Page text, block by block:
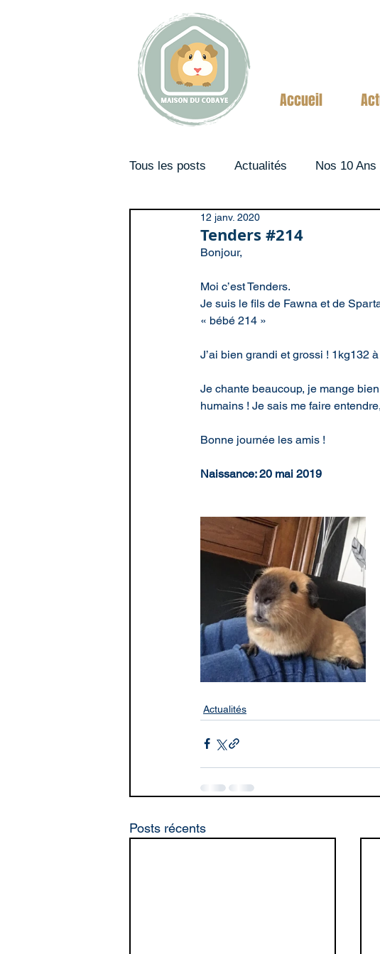
Accueil
Tous les posts Actualités Nos 10 Ans
Tenders #214
12 janv. 2020
Bonjour,
Moi c’est Tenders.
Je suis le fils de Fawna et de
« bébé 214 »
J’ai bien grandi et grossi ! 1kg132
Je chante beaucoup, je mange
humains ! Je sais me faire
Bonne journée les amis !
Naissance: 20 mai 2019
Actualités
Posts récents